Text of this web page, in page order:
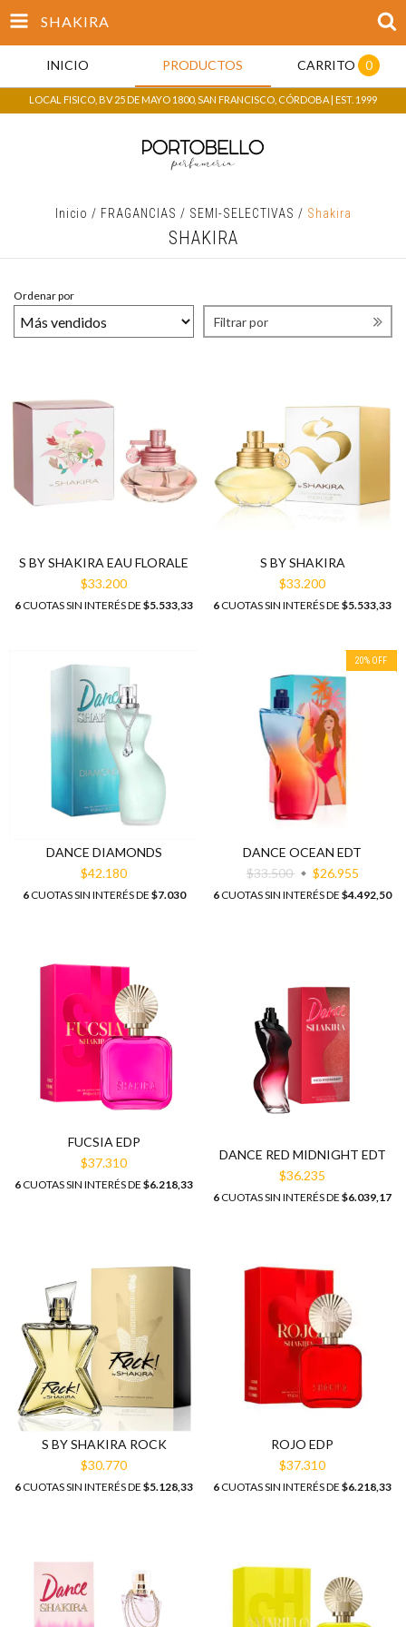
SHAKIRA
INICIO PRODUCTOS CARRITO 0
LOCAL FISICO, BV 25 DE MAYO 1800, SAN FRANCISCO, CÓRDOBA | EST. 1999
Inicio / FRAGANCIAS / SEMI-SELECTIVAS / Shakira
SHAKIRA
Ordenar por
Filtrar por
S BY SHAKIRA EAU FLORALE
$33.200
6 CUOTAS SIN INTERÉS DE $5.533,33
S BY SHAKIRA
$33.200
6 CUOTAS SIN INTERÉS DE $5.533,33
DANCE DIAMONDS
$42.180
6CUOTAS SIN INTERÉS DE $7.030
20% OFF
DANCE OCEAN EDT
$33.500
$26.955
6 CUOTAS SIN INTERÉS DE $4.492,50
FUCSIA EDP
$37.310
6 CUOTAS SIN INTERÉS DE $6.218,33
DANCE RED MIDNIGHT EDT
$36.235
6 CUOTAS SIN INTERÉS DE $6.039,17
S BY SHAKIRA ROCK
$30.770
6 CUOTAS SIN INTERÉS DE $5.128,33
ROJO EDP
$37.310
6 CUOTAS SIN INTERÉS DE $6.218,33